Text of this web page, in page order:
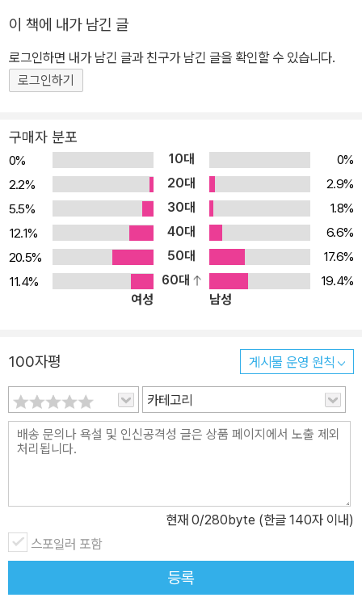
는 영원하고 무한한 존재라고 말한다. 그리고 우리가 가슴 깊이 갈망
하는 평화와 행복은 참된 자기의 본성이라고 한다. 그러니 우리가 할
일은 그저 참된 자기가 무엇인지를 알아차리고 그 존재로서 편안히
라는 우리가 간과하고 있던 참된 자기를 발견하고 체화하여 변함없는
평화와 행복을 누리도록 쉽고 명료한 현대인의 언어로 친절하게 안내
한다. 이 몸과 자아는 진짜 우리 자신이 아니다 우리의 참된 자기는 영
원하며 무한하다 우리의 참된 자기는 영원하고 무한한 존재라고 지은
이는 말한다. 이런 말을 들으면, 우리의 참된 자기가 우리와는 멀리 떨
어져 있는 다른 어떤 존재인 것처럼 여겨질 수 있다. 지은이는 그렇지
않다고 말한다. 이해하기 쉽게 말하면, 참된 자기와 우리의 경험 세계
는 스크린과 영화로 비유할 수 있다. 스크린 위에 영화가 상영된다. 영
만 스크린 자체에는 아무 한계도 없다. 이것이 지은이가 말하는 ‘무한
하다’는 뜻이다. 우리의 참된 자기는 스크린과 같아서 생각, 감정, 감
각, 지각 등 경험의 한계가 없으니 무한하다는 것이다. 한편, 스크린
위에 상영되는 영화에는 온갖 일이 일어나고 사라지지만, 스크린은
늘 그대로 있다. 이것이 ‘영원하다’는 뜻이다. 모든 생각, 이미지, 느
는 것이다. 우리가 자신이라고 믿는 인물은 영화 속 등장인물과 같고,
실제 우리 자신인 참된 자기는 영화 속 등장인물이 아니라 스크린과
같은 존재라고, 지은이는 말한다. 그 진실을 분명히 알 때 해방과 자
유, 평화가 찾아온다. 삶에서 무슨 일이 일어나든 참된 자기에게는 실
제 영향을 미칠 수 없으며, 평화와 행복은 참된 자기의 본성이기 때문
이 책에 내가 남긴 글
로그인하면 내가 남긴 글과 친구가 남긴 글을 확인할 수 있습니다.
로그인하기
구매자 분포
0% 10대
0%
2.2%
20대
2.9%
5.5%
30대
1.8%
12.1%
40대
6.6%
20.5%
50대
17.6%
11.4%
60대
19.4%
여성
남성
100자평 게시물 운영 원칙
카테고리
현재 0/280byte (한글 140자 이내)
스포일러 포함
등록